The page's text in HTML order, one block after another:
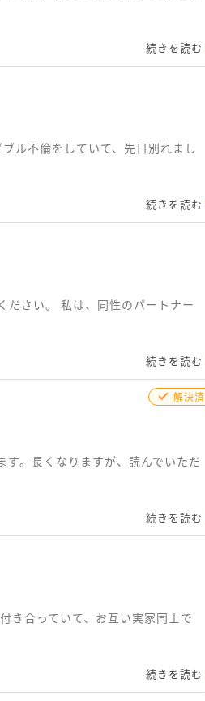
続きを読む
ル不倫をしていて、先日別れまし
続きを読む
さい。 私は、同性のパートナー
続きを読む
解決済
。長くなりますが、読んでいただ
続きを読む
き合っていて、お互い実家同士で
続きを読む